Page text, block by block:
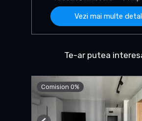
Vezi mai multe
Te-ar putea
Comision 0%